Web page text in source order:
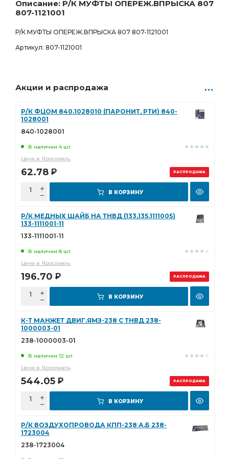
807.00 Р 0 шт.
807.00
Ростов-на-Дону Товар под заказ
Описание: Р/К МУФТЫ ОПЕРЕЖ.ВПРЫСКА 807
807-1121001
Р/К МУФТЫ ОПЕРЕЖ.ВПРЫСКА 807 807-1121001
Артикул: 807-1121001
Акции и распродажа
РАСПРОДАЖА
Р/К ФЦОМ 840.1028010 (ПАРОНИТ, РТИ) 840-
1028001
840-1028001
В наличии 4 шт.
Цена в Ярославль
62.78 Р
В КОРЗИНУ
РАСПРОДАЖА
Р/К МЕДНЫХ ШАЙБ НА ТНВД (133,135.1111005)
133-1111001-11
133-1111001-11
В наличии 8 шт.
Цена в Ярославль
196.70 Р
В КОРЗИНУ
РАСПРОДАЖА
К-Т МАНЖЕТ ДВИГ.ЯМЗ-238 С ТНВД 238-
1000003-01
238-1000003-01
В наличии 12 шт.
Цена в Ярославль
544.05 Р
В КОРЗИНУ
Р/К ВОЗДУХОПРОВОДА КПП-238 А.Б 238-
1723004
238-1723004